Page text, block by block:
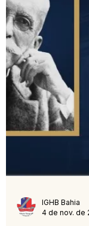
5 de nov. de